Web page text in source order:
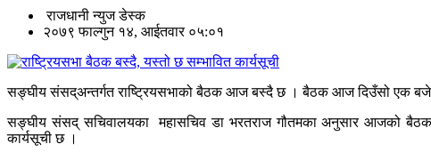
राजधानी न्युज डेस्क
२०७९ फाल्गुन १४, आईतवार ०५:०१
सङ्घीय संसद्अन्तर्गत राष्ट्रियसभाको बैठक आज बस्दै छ । बैठक आज दिउँसो एक
सङ्घीय संसद् सचिवालयका महासचिव डा भरतराज गौतमका अनुसार आजको बैठकमा
कार्यसूची छ ।